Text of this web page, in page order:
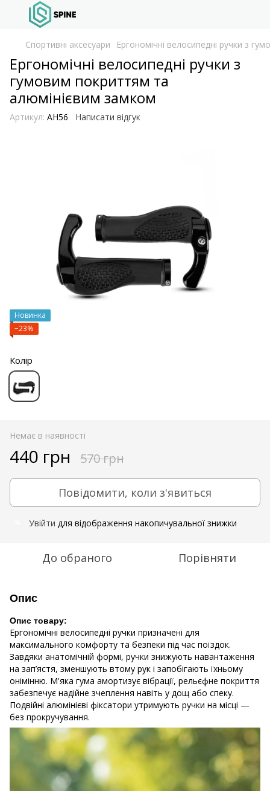
Спортивні аксесуари Ергономічні велосипедні ручки з
Ергономічні велосипедні ручки з
гумовим покриттям та
алюмінієвим замком
Артикул: AH56 Написати відгук
Новинка
−23%
Колір
Немає в наявності
440 грн 570 грн
Повідомити, коли з'явиться
Увійти для відображення накопичувальної знижки
До обраного Порівняти
Опис
Опис товару:
Ергономічні велосипедні ручки призначені для
максимального комфорту та безпеки під час поїздок.
Завдяки анатомічній формі, ручки знижують навантаження
на зап’ястя, зменшують втому рук і запобігають їхньому
онімінню. М'яка гума амортизує вібрації, рельєфне покриття
забезпечує надійне зчеплення навіть у дощ або спеку.
Подвійні алюмінієві фіксатори утримують ручки на місці —
без прокручування.